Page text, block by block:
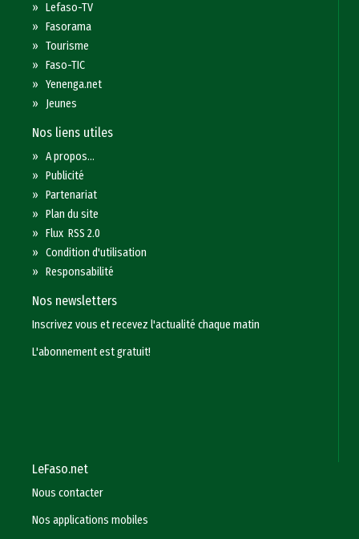
»Lefaso-TV
»Fasorama
»Tourisme
»Faso-TIC
»Yenenga.net
» Jeunes
Nos liens utiles
»A propos...
»Publicité
»Partenariat
»Plan du site
»Flux RSS 2.0
»Condition d'utilisation
»Responsabilité
Nos newsletters
Inscrivez vous et recevez l'actualité chaque matin
L'abonnement est gratuit!
LeFaso.net
Nous contacter
Nos applications mobiles